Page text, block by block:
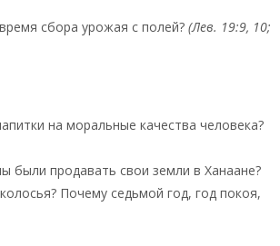
сбора урожая с полей? (Лев. 19:9, 10;
на моральные качества человека?
были продавать свои земли в Ханаане?
Почему седьмой год, год покоя,